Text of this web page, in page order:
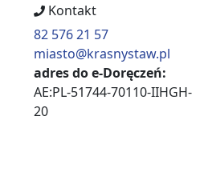
Kontakt
82 576 21 57
miasto@krasnystaw.pl
adres do e-Doręczeń:
AE:PL-51744-70110-IIHGH-
20